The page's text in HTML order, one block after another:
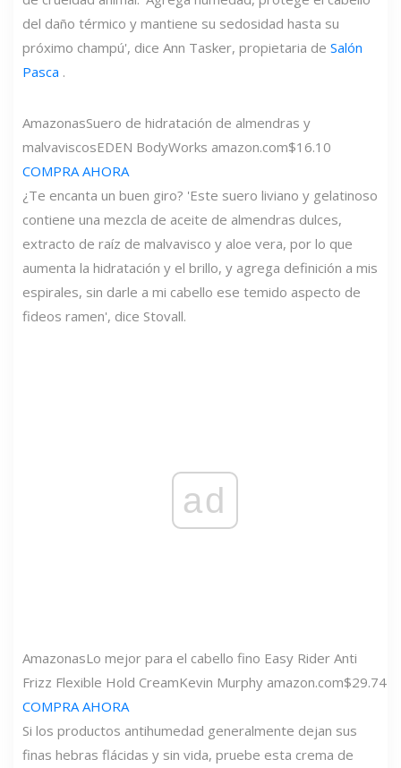
del daño térmico y mantiene su sedosidad hasta su
próximo champú', dice Ann Tasker, propietaria de Salón
Pasca .
AmazonasSuero de hidratación de almendras y
malvaviscosEDEN BodyWorks amazon.com$16.10
COMPRA AHORA
¿Te encanta un buen giro? 'Este suero liviano y gelatinoso
contiene una mezcla de aceite de almendras dulces,
extracto de raíz de malvavisco y aloe vera, por lo que
aumenta la hidratación y el brillo, y agrega definición a mis
espirales, sin darle a mi cabello ese temido aspecto de
fideos ramen', dice Stovall.
ad
AmazonasLo mejor para el cabello fino Easy Rider Anti
Frizz Flexible Hold CreamKevin Murphy amazon.com$29.74
COMPRA AHORA
Si los productos antihumedad generalmente dejan sus
finas hebras flácidas y sin vida, pruebe esta crema de